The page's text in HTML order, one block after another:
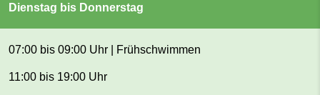
Dienstag bis Donnerstag
07:00 bis 09:00 Uhr | Frühschwimmen
11:00 bis 19:00 Uhr